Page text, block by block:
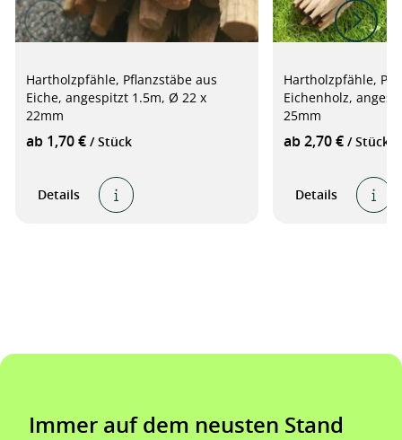
Hartholzpfähle, Pflanzstäbe aus
Eiche, angespitzt 1.5m, Ø 22 x
22mm
ab 1,70 € / Stück
Details
Hartholzpfähle,
Eichenholz,
25mm
ab 2,70 € / Stück
Details
Immer auf dem neusten Stand